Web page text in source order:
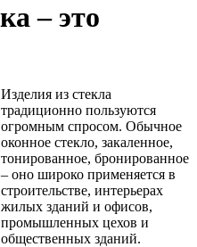
– это
Изделия из стекла
традиционно пользуются
огромным спросом. Обычное
оконное стекло, закаленное,
тонированное, бронированное
– оно широко применяется в
строительстве, интерьерах
жилых зданий и офисов,
промышленных цехов и
общественных зданий.